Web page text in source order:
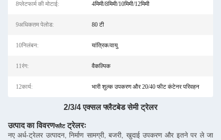
8प्लेटफार्म की मोटाई: 4मिमी/8मिमी/10मिमी/12मिमी
9अधिकतम पेलोड: 80 टी
10निलंबन: यांत्रिक/वायु
11रंग: वैकल्पिक
12कार्य: भारी शुल्क उपकरण और 20/40 फीट कंटेनर परिवहन
2/3/4 एक्सल फ्लैटबेड सेमी ट्रेलर
उत्पाद का विवरणफ्लैट ट्रेलरः
नए अर्ध-ट्रेलर उत्पादन, निर्माण सामग्री, बजरी, खुदाई उपकरण और इतने पर ले जा